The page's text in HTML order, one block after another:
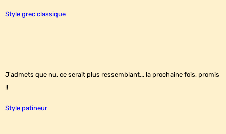
Style grec classique
J'admets que nu, ce serait plus ressemblant... la prochaine fois, promis
!!
Style patineur